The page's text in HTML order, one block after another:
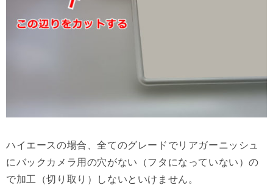
ハイエースの場合、全てのグレードでリアガーニッシュ
にバックカメラ用の穴がない（フタになっていない）の
で加工（切り取り）しないといけません。